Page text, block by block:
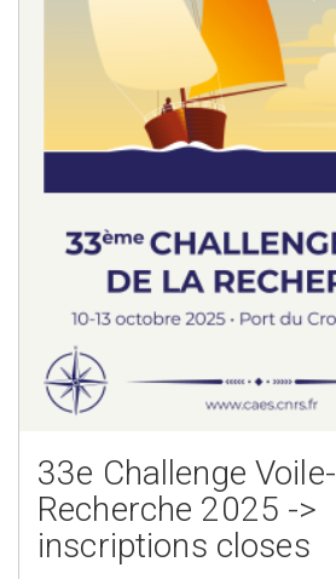
33e Challenge Voile-
Recherche 2025 ->
inscriptions closes